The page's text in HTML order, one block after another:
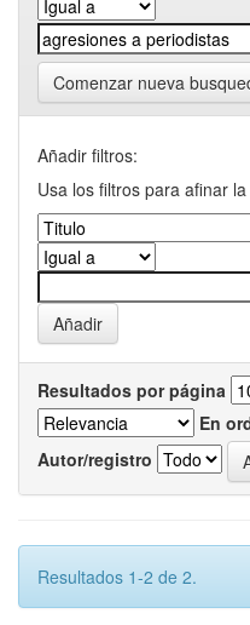
Comenzar nueva
Añadir filtros:
Usa los filtros para afinar
Resultados por página
En
Autor/registro
Resultados 1-2 de 2.